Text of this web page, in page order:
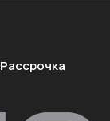
Рассрочка